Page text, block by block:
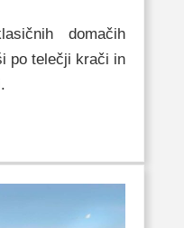
domačih
po telečji krači in